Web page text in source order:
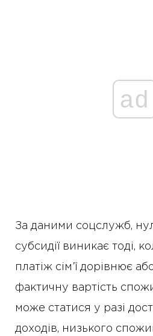
ad
За даними соцслужб,
субсидії виникає тоді,
платіж сім’ї дорівнює
фактичну вартість
може статися у разі
доходів, низького